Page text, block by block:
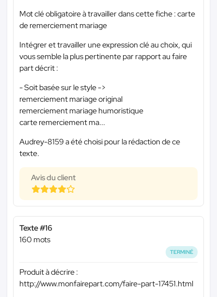
Mot clé obligatoire à travailler dans cette fiche : carte
de remerciement mariage
Intégrer et travailler une expression clé au choix, qui
vous semble la plus pertinente par rapport au faire
part décrit :
- Soit basée sur le style ->
remerciement mariage original
remerciement mariage humoristique
carte remerciement ma...
Audrey-8159 a été choisi pour la rédaction de ce
texte.
Avis du client
Texte #16
160 mots
TERMINÉ
Produit à décrire :
http://www.monfairepart.com/faire-part-17451.html